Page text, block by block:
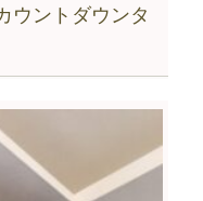
ウントダウンタ